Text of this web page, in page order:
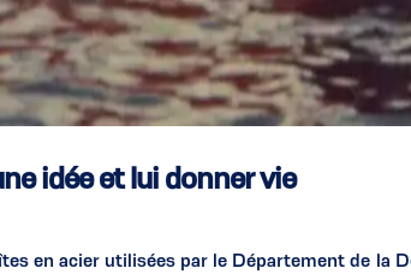
idée et lui donner vie
en acier utilisées par le Département de